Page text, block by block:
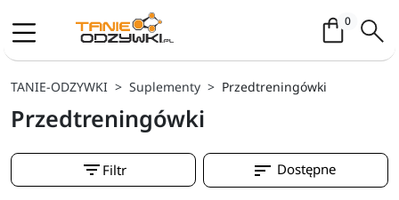
0Koszyk /
TANIE-ODZYWKI Suplementy Przedtreningówki
Przedtreningówki
filter_list Filtr sort Dostępne